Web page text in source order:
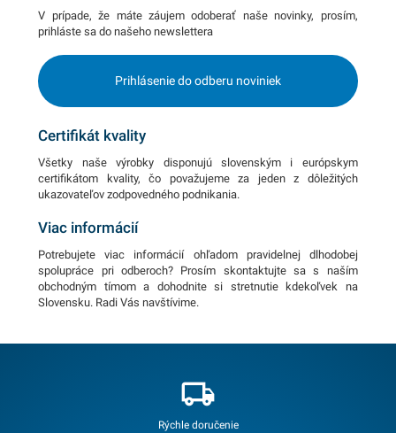
V prípade, že máte záujem odoberať naše novinky, prosím,
prihláste sa do našeho newslettera
Prihlásenie do odberu noviniek
Certifikát kvality
Všetky naše výrobky disponujú slovenským i európskym
certifikátom kvality, čo považujeme za jeden z dôležitých
ukazovateľov zodpovedného podnikania.
Viac informácií
Potrebujete viac informácií ohľadom pravidelnej dlhodobej
spolupráce pri odberoch? Prosím skontaktujte sa s naším
obchodným tímom a dohodnite si stretnutie kdekoľvek na
Slovensku. Radi Vás navštívime.
Rýchle doručenie